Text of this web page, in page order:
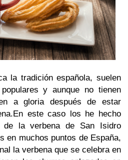
la tradición española, suelen
y aunque no tienen
a gloria después de estar
este caso los he hecho
de la verbena de San Isidro
en muchos puntos de España,
la verbena que se celebra en